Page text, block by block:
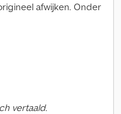
afwijken. Onder
vertaald.